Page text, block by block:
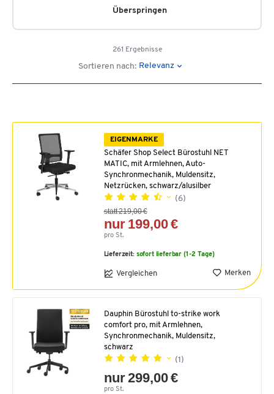
Überspringen
261 Ergebnisse
Sortieren nach: Relevanz
EIGENMARKE
Schäfer Shop Select Bürostuhl NET
MATIC, mit Armlehnen, Auto-
Synchronmechanik, Muldensitz,
Netzrücken, schwarz/alusilber
(6)
statt 219,00 €
nur 199,00 €
pro St.
Lieferzeit: sofort lieferbar (1-2 Tage)
Vergleichen Merken
Dauphin Bürostuhl to-strike work
comfort pro, mit Armlehnen,
Synchronmechanik, Muldensitz,
schwarz
(1)
nur 299,00 €
pro St.